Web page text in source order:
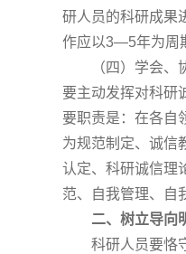
研人员的科研成果
作应以3—5年为周
（四）学会、协
要主动发挥对科研
要职责是：在各自
为规范制定、诚信
认定、科研诚信理
范、自我管理、自
二、树立导向明
科研人员要恪守